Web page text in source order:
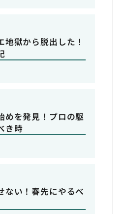
地獄から脱出した！
めを発見！プロの駆
き時
ない！春先にやるべ